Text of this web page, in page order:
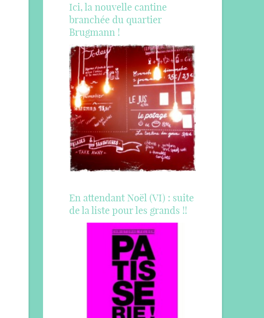
Ici, la nouvelle cantine
branchée du quartier
Brugmann !
En attendant Noël (VI) : suite
de la liste pour les grands !!